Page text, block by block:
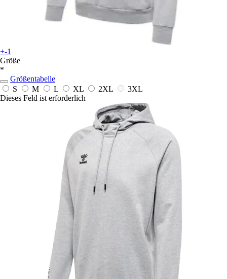
+-1
Größe
*
Größentabelle
S
M L XL 2XL
3XL
Dieses Feld ist erforderlich